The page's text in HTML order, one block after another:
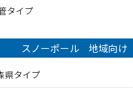
タイプ
スノーポール 地域向け
県タイプ